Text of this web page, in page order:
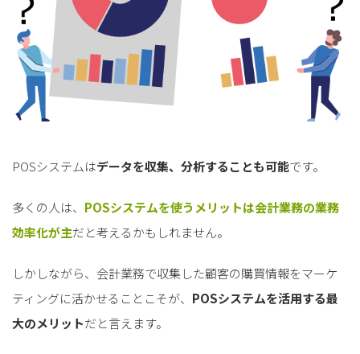
POSシステムはデータを収集、分析することも可能です。
多くの人は、 POSシステムを使うメリットは会計業務の業務
効率化が主だと考えるかもしれません。
しかしながら、会計業務で収集した顧客の購買情報をマーケ
ティングに活かせることこそが、 POSシステムを活用する最
大のメリットだと言えます。